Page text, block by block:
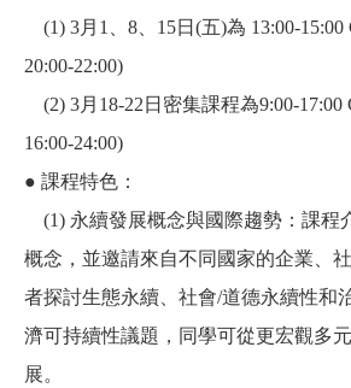
(1) 3月1、8、15日(五)為 13:00-
20:00-22:00)
(2) 3月18-22日密集課程為9:00-17:00
16:00-24:00)
● 課程特色：
(1) 永續發展概念與國際趨勢：課程
概念，並邀請來自不同國家的企業、
者探討生態永續、社會/道德永續性和
濟可持續性議題，同學可從更宏觀多
展。